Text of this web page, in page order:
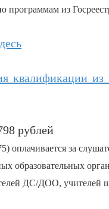
программам из
квалификации из
рублей
оплачивается за
образовательных
ДС/ДОО, учителей